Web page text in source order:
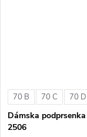
70 B 70 C 70 D
Dámska
2506